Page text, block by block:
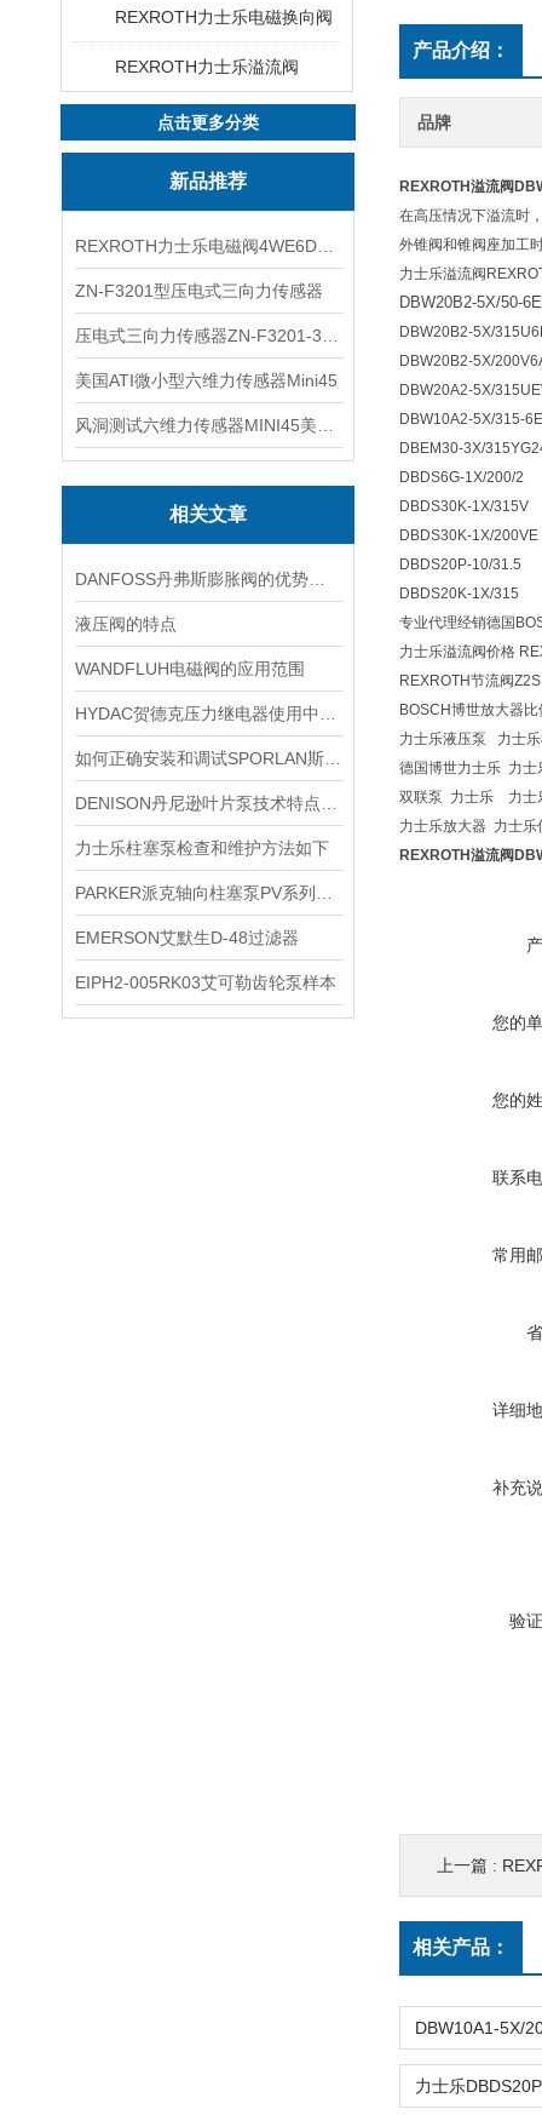
REXROTH力士乐电磁换向阀
REXROTH力士乐溢流阀
点击更多分类
新品推荐
ZN-F3201型压电式三向力传感器
美国ATI微小型六维力传感器Mini45
相关文章
液压阀的特点
WANDFLUH电磁阀的应用范围
力士乐柱塞泵检查和维护方法如下
EMERSON艾默生D-48过滤器
EIPH2-005RK03艾可勒齿轮泵样本
产品介绍：
品牌
REXROTH溢流阀
在高压情况下溢流时
外锥阀和锥阀座加工
力士乐溢流阀
DBW20B2-5X/50-
DBW20B2-5X/
DBW20B2-5X/
DBW20A2-5X/
DBW10A2-5X/315-
DBEM30-3X/
DBDS6G-1X/200/2
DBDS30K-1X/315V
DBDS30K-1X/
DBDS20P-10/31.5
DBDS20K-1X/315
专业代理经销德国
力士乐溢流阀价格
REXROTH节流阀
BOSCH博世放大器
力士乐液压泵 力士
德国博世力士乐 力
双联泵 力士乐 力士
力士乐放大器 力士
REXROTH溢流阀
您的
您的
联系
常用
详细
补充
验
上一篇 :
相关产品：